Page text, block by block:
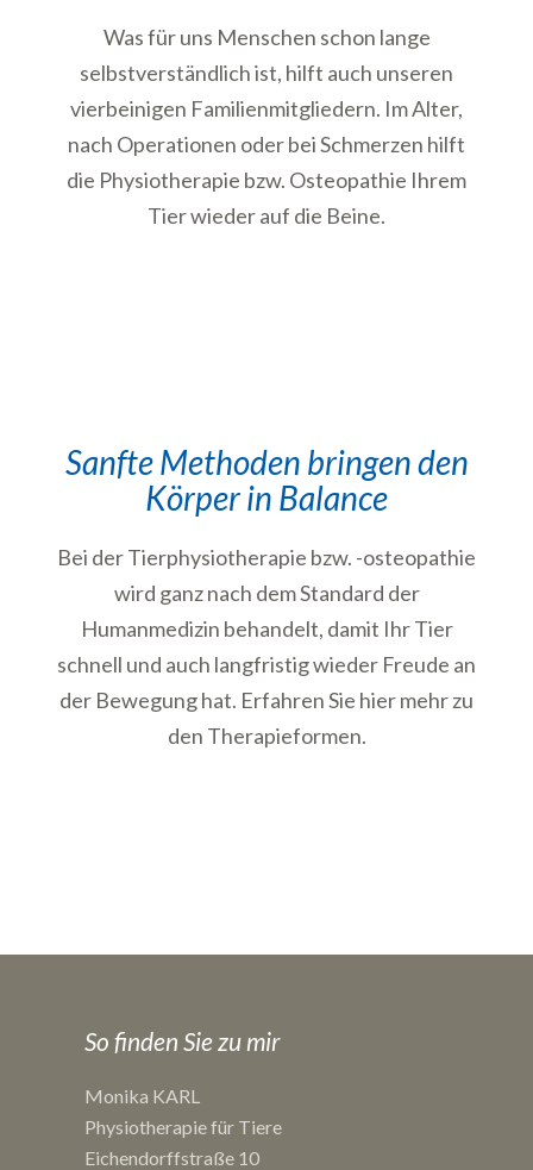
Was für uns Menschen schon lange
selbstverständlich ist, hilft auch unseren
vierbeinigen Familienmitgliedern. Im Alter,
nach Operationen oder bei Schmerzen hilft
die Physiotherapie bzw. Osteopathie Ihrem
Tier wieder auf die Beine.
Sanfte Methoden bringen den
Körper in Balance
Bei der Tierphysiotherapie bzw. -osteopathie
wird ganz nach dem Standard der
Humanmedizin behandelt, damit Ihr Tier
schnell und auch langfristig wieder Freude an
der Bewegung hat. Erfahren Sie hier mehr zu
den Therapieformen.
So finden Sie zu mir
Monika KARL
Physiotherapie für Tiere
Eichendorffstraße 10